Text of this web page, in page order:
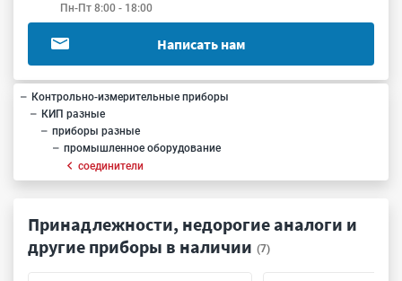
Пн-Пт 8:00 - 18:00
Написать нам
Контрольно-измерительные приборы
КИП разные
приборы разные
промышленное оборудование
соединители
Принадлежности, недорогие аналоги и
другие приборы в наличии (7)